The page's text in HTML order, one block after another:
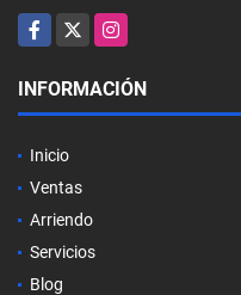
Facebook
X Instagram
INFORMACIÓN
Inicio
Ventas
Arriendo
Servicios
Blog